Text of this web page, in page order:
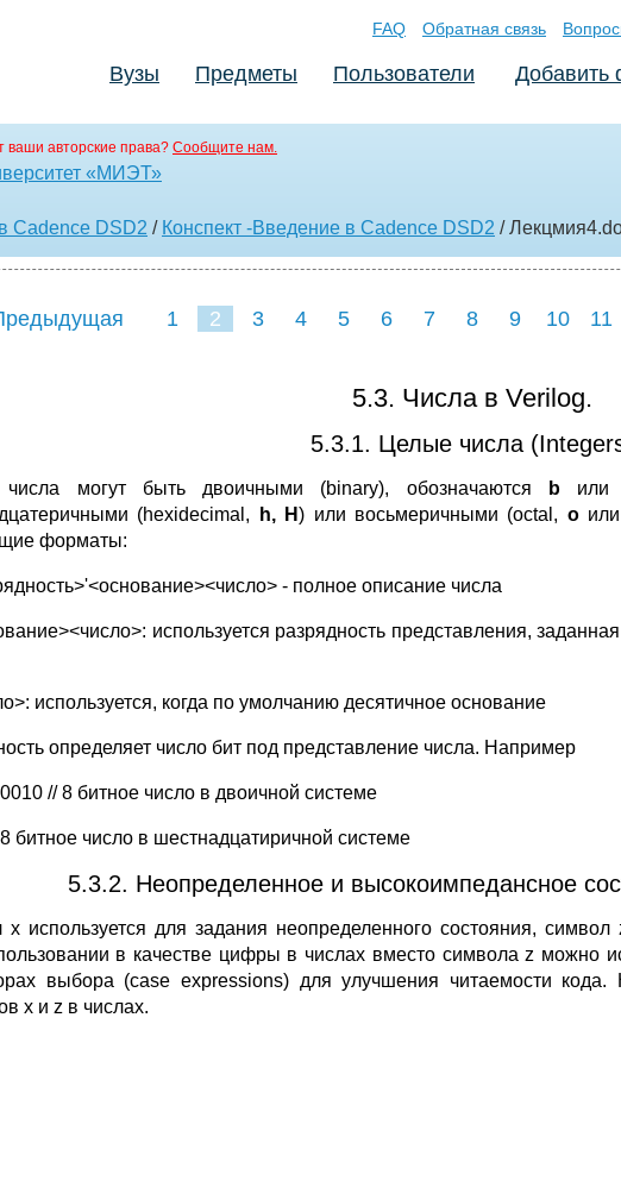
FAQ Обратная связь
Вузы Предметы Пользователи Добавить
авторские права? Сообщите нам.
«МИЭТ»
Cadence DSD2 / Конспект -Введение в Cadence DSD2 / Лекцмия4
1 2 3 4 5 6 7 8 9 10 11
5.3. Числа в Verilog.
5.3.1. Целые числа
могут быть двоичными (binary), обозначаются bили
(hexidecimal,
h, H) или восьмеричными (octal, oили
форматы:
- полное описание числа
используется разрядность представления,
используется, когда по умолчанию десятичное основание
определяет число бит под представление числа. Например
// 8 битное число в двоичной системе
битное число в шестнадцатиричной системе
5.3.2. Неопределенное и высокоимпедансное
используется для задания неопределенного состояния, символ
в качестве цифры в числах вместо символа z можно
выбора (case expressions) для улучшения читаемости
x и z в числах.